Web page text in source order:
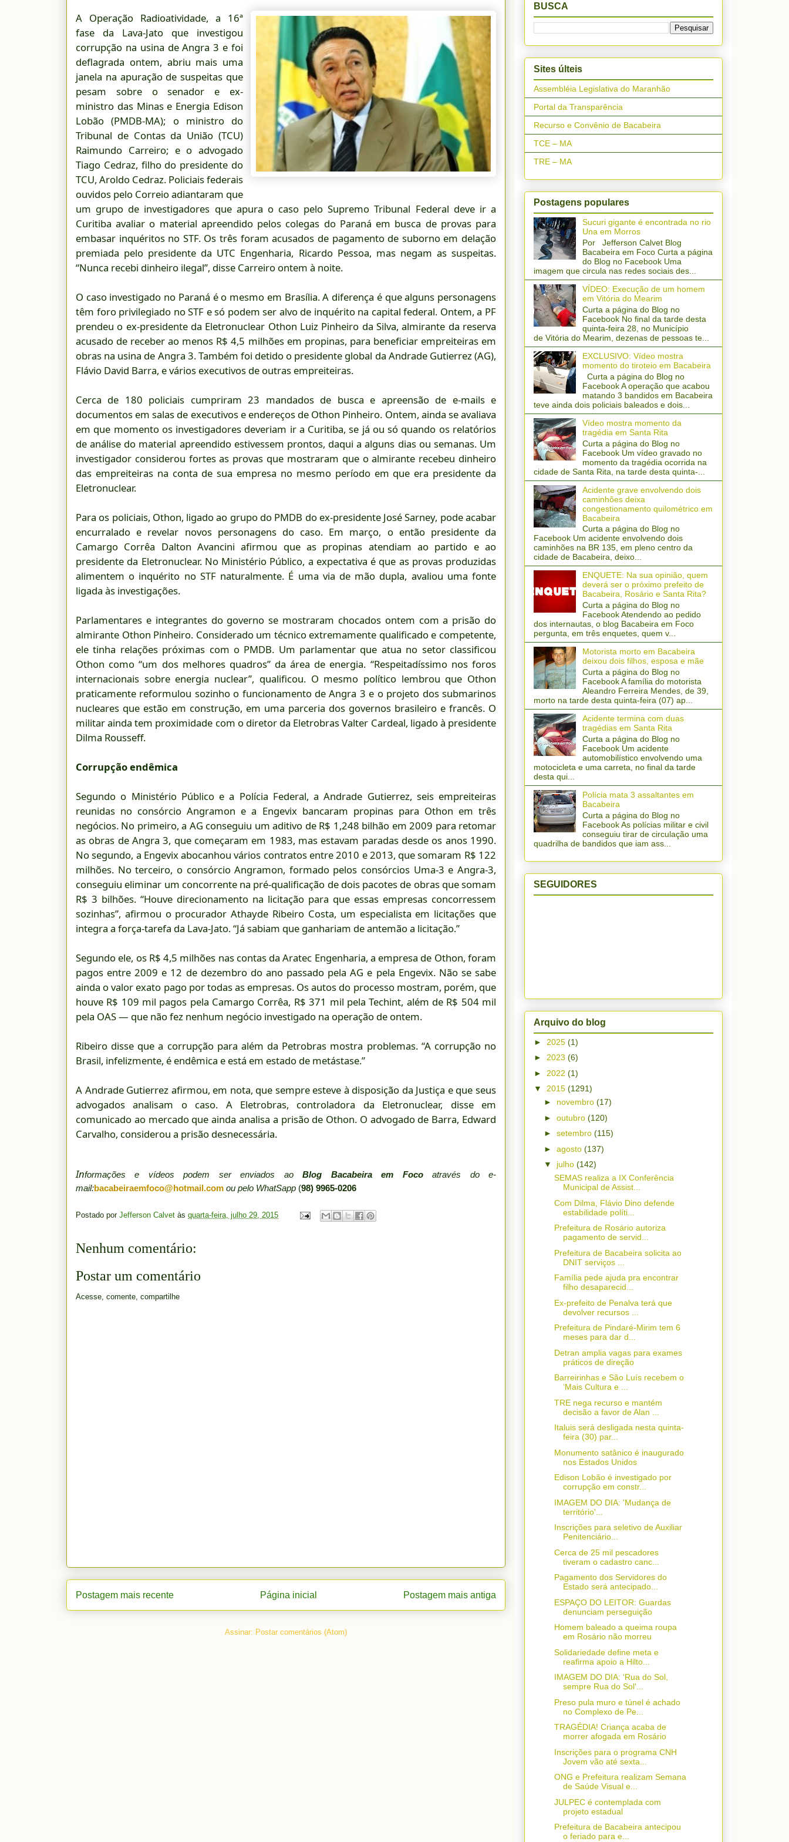
A Operação Radioatividade, a 16ª
fase da Lava-Jato que investigou
corrupção na usina de Angra 3 e foi
deflagrada ontem, abriu mais uma
janela na apuração de suspeitas que
pesam sobre o senador e ex-
ministro das Minas e Energia Edison
Lobão (PMDB-MA); o ministro do
Tribunal de Contas da União (TCU)
Raimundo Carreiro; e o advogado
Tiago Cedraz, filho do presidente do
TCU, Aroldo Cedraz. Policiais federais
ouvidos pelo Correio adiantaram que
um grupo de investigadores que apura o caso pelo Supremo Tribunal Federal deve ir a
Curitiba avaliar o material apreendido pelos colegas do Paraná em busca de provas para
embasar inquéritos no STF. Os três foram acusados de pagamento de suborno em delação
premiada pelo presidente da UTC Engenharia, Ricardo Pessoa, mas negam as suspeitas.
“Nunca recebi dinheiro ilegal”, disse Carreiro ontem à noite.
O caso investigado no Paraná é o mesmo em Brasília. A diferença é que alguns personagens
têm foro privilegiado no STF e só podem ser alvo de inquérito na capital federal. Ontem, a PF
prendeu o ex-presidente da Eletronuclear Othon Luiz Pinheiro da Silva, almirante da reserva
acusado de receber ao menos R$ 4,5 milhões em propinas, para beneficiar empreiteiras em
obras na usina de Angra 3. Também foi detido o presidente global da Andrade Gutierrez (AG),
Flávio David Barra, e vários executivos de outras empreiteiras.
Cerca de 180 policiais cumpriram 23 mandados de busca e apreensão de e-mails e
documentos em salas de executivos e endereços de Othon Pinheiro. Ontem, ainda se avaliava
em que momento os investigadores deveriam ir a Curitiba, se já ou só quando os relatórios
de análise do material apreendido estivessem prontos, daqui a alguns dias ou semanas. Um
investigador considerou fortes as provas que mostraram que o almirante recebeu dinheiro
das empreiteiras na conta de sua empresa no mesmo período em que era presidente da
Eletronuclear.
Para os policiais, Othon, ligado ao grupo do PMDB do ex-presidente José Sarney, pode acabar
encurralado e revelar novos personagens do caso. Em março, o então presidente da
Camargo Corrêa Dalton Avancini afirmou que as propinas atendiam ao partido e ao
presidente da Eletronuclear. No Ministério Público, a expectativa é que as provas produzidas
alimentem o inquérito no STF naturalmente. É uma via de mão dupla, avaliou uma fonte
ligada às investigações.
Parlamentares e integrantes do governo se mostraram chocados ontem com a prisão do
almirante Othon Pinheiro. Considerado um técnico extremamente qualificado e competente,
ele tinha relações próximas com o PMDB. Um parlamentar que atua no setor classificou
Othon como “um dos melhores quadros” da área de energia. “Respeitadíssimo nos foros
internacionais sobre energia nuclear”, qualificou. O mesmo político lembrou que Othon
praticamente reformulou sozinho o funcionamento de Angra 3 e o projeto dos submarinos
nucleares que estão em construção, em uma parceria dos governos brasileiro e francês. O
militar ainda tem proximidade com o diretor da Eletrobras Valter Cardeal, ligado à presidente
Dilma Rousseff.
Corrupção endêmica
Segundo o Ministério Público e a Polícia Federal, a Andrade Gutierrez, seis empreiteiras
reunidas no consórcio Angramon e a Engevix bancaram propinas para Othon em três
negócios. No primeiro, a AG conseguiu um aditivo de R$ 1,248 bilhão em 2009 para retomar
as obras de Angra 3, que começaram em 1983, mas estavam paradas desde os anos 1990.
No segundo, a Engevix abocanhou vários contratos entre 2010 e 2013, que somaram R$ 122
milhões. No terceiro, o consórcio Angramon, formado pelos consórcios Uma-3 e Angra-3,
conseguiu eliminar um concorrente na pré-qualificação de dois pacotes de obras que somam
R$ 3 bilhões. “Houve direcionamento na licitação para que essas empresas concorressem
sozinhas”, afirmou o procurador Athayde Ribeiro Costa, um especialista em licitações que
integra a força-tarefa da Lava-Jato. “Já sabiam que ganhariam de antemão a licitação.”
Segundo ele, os R$ 4,5 milhões nas contas da Aratec Engenharia, a empresa de Othon, foram
pagos entre 2009 e 12 de dezembro do ano passado pela AG e pela Engevix. Não se sabe
ainda o valor exato pago por todas as empresas. Os autos do processo mostram, porém, que
houve R$ 109 mil pagos pela Camargo Corrêa, R$ 371 mil pela Techint, além de R$ 504 mil
pela OAS — que não fez nenhum negócio investigado na operação de ontem.
Ribeiro disse que a corrupção para além da Petrobras mostra problemas. “A corrupção no
Brasil, infelizmente, é endêmica e está em estado de metástase.”
A Andrade Gutierrez afirmou, em nota, que sempre esteve à disposição da Justiça e que seus
advogados analisam o caso. A Eletrobras, controladora da Eletronuclear, disse em
comunicado ao mercado que ainda analisa a prisão de Othon. O advogado de Barra, Edward
Carvalho, considerou a prisão desnecessária.
Informações e vídeos podem ser enviados aoBlog Bacabeira em Focoatravés do e-
mail:bacabeiraemfoco@hotmail.com ou pelo WhatSapp (98) 9965-0206
Postado por Jefferson Calvet às quarta-feira, julho 29, 2015
Nenhum comentário:
Postar um comentário
Acesse, comente, compartilhe
Postagem mais recente Postagem mais antiga
Página inicial
Assinar: Postar comentários (Atom)
BUSCA
Sites últeis
Assembléia Legislativa do Maranhão
Portal da Transparência
Recurso e Convênio de Bacabeira
TCE – MA
TRE – MA
Postagens populares
Sucuri gigante é encontrada no rio
Una em Morros
Por Jefferson Calvet Blog
Bacabeira em Foco Curta a página
do Blog no Facebook Uma
imagem que circula nas redes sociais des...
VÍDEO: Execução de um homem
em Vitória do Mearim
Curta a página do Blog no
Facebook No final da tarde desta
quinta-feira 28, no Município
de Vitória do Mearim, dezenas de pessoas te...
EXCLUSIVO: Vídeo mostra
momento do tiroteio em Bacabeira
Curta a página do Blog no
Facebook A operação que acabou
matando 3 bandidos em Bacabeira
teve ainda dois policiais baleados e dois...
Vídeo mostra momento da
tragédia em Santa Rita
Curta a página do Blog no
Facebook Um vídeo gravado no
momento da tragédia ocorrida na
cidade de Santa Rita, na tarde desta quinta-...
Acidente grave envolvendo dois
caminhões deixa
congestionamento quilométrico em
Bacabeira
Curta a página do Blog no
Facebook Um acidente envolvendo dois
caminhões na BR 135, em pleno centro da
cidade de Bacabeira, deixo...
ENQUETE: Na sua opinião, quem
deverá ser o próximo prefeito de
Bacabeira, Rosário e Santa Rita?
Curta a página do Blog no
Facebook Atendendo ao pedido
dos internautas, o blog Bacabeira em Foco
pergunta, em três enquetes, quem v...
Motorista morto em Bacabeira
deixou dois filhos, esposa e mãe
Curta a página do Blog no
Facebook A família do motorista
Aleandro Ferreira Mendes, de 39,
morto na tarde desta quinta-feira (07) ap...
Acidente termina com duas
tragédias em Santa Rita
Curta a página do Blog no
Facebook Um acidente
automobilístico envolvendo uma
motocicleta e uma carreta, no final da tarde
desta qui...
Polícia mata 3 assaltantes em
Bacabeira
Curta a página do Blog no
Facebook As polícias militar e civil
conseguiu tirar de circulação uma
quadrilha de bandidos que iam ass...
SEGUIDORES
Arquivo do blog
► 2025 (1)
► 2023 (6)
► 2022 (1)
▼ 2015 (1291)
► novembro (17)
► outubro (120)
► setembro (115)
► agosto (137)
▼ julho (142)
SEMAS realiza a IX Conferência
Municipal de Assist...
Com Dilma, Flávio Dino defende
estabilidade políti...
Prefeitura de Rosário autoriza
pagamento de servid...
Prefeitura de Bacabeira solicita ao
DNIT serviços ...
Família pede ajuda pra encontrar
filho desaparecid...
Ex-prefeito de Penalva terá que
devolver recursos ...
Prefeitura de Pindaré-Mirim tem 6
meses para dar d...
Detran amplia vagas para exames
práticos de direção
Barreirinhas e São Luís recebem o
‘Mais Cultura e ...
TRE nega recurso e mantém
decisão a favor de Alan ...
Italuis será desligada nesta quinta-
feira (30) par...
Monumento satânico é inaugurado
nos Estados Unidos
Edison Lobão é investigado por
corrupção em constr...
IMAGEM DO DIA: 'Mudança de
território'...
Inscrições para seletivo de Auxiliar
Penitenciário...
Cerca de 25 mil pescadores
tiveram o cadastro canc...
Pagamento dos Servidores do
Estado será antecipado...
ESPAÇO DO LEITOR: Guardas
denunciam perseguição
Homem baleado a queima roupa
em Rosário não morreu
Solidariedade define meta e
reafirma apoio a Hilto...
IMAGEM DO DIA: 'Rua do Sol,
sempre Rua do Sol'...
Preso pula muro e túnel é achado
no Complexo de Pe...
TRAGÉDIA! Criança acaba de
morrer afogada em Rosário
Inscrições para o programa CNH
Jovem vão até sexta...
ONG e Prefeitura realizam Semana
de Saúde Visual e...
JULPEC é contemplada com
projeto estadual
Prefeitura de Bacabeira antecipou
o feriado para e...